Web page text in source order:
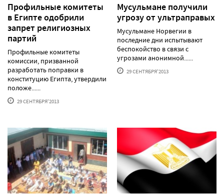
Профильные комитеты
в Египте одобрили
запрет религиозных
партий
Профильные комитеты
комиссии, призванной
разработать поправки в
конституцию Египта, утвердили
положе......
29 СЕНТЯБРЯ'2013
Мусульмане получили
угрозу от ультраправых
Мусульмане Норвегии в
последние дни испытывают
беспокойство в связи с
угрозами анонимной......
29 СЕНТЯБРЯ'2013